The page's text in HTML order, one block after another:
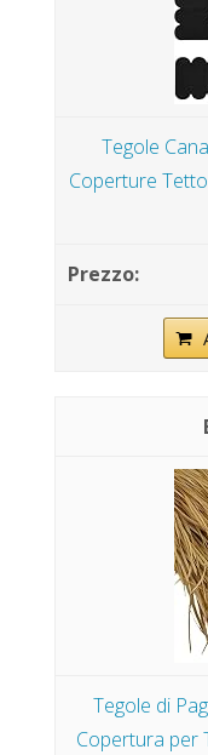
Tegole
Coperture
Tegole di
Copertura per